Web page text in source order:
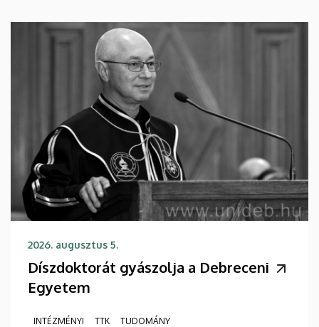
2026. augusztus 5.
Díszdoktorát gyászolja a Debreceni
Egyetem
INTÉZMÉNYI TTK TUDOMÁNY